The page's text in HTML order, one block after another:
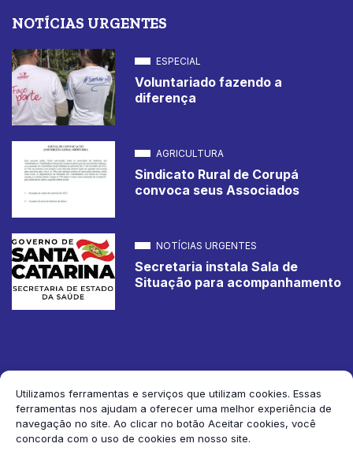
Utilizamos ferramentas e serviços que utilizam cookies. Essas
ferramentas nos ajudam a oferecer uma melhor experiência de
navegação no site. Ao clicar no botão Aceitar cookies, você
concorda com o uso de cookies em nosso site.
NOTÍCIAS URGENTES
ESPECIAL
Voluntariado fazendo a
diferença
AGRICULTURA
Sindicato Rural de Corupá
convoca seus Associados
NOTÍCIAS URGENTES
Secretaria instala Sala de
Situação para acompanhamento
2026 Jornal de Corupá. Todos os direitos reservados.